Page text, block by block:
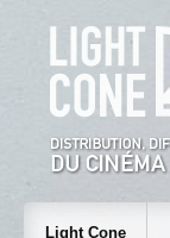
Light Cone